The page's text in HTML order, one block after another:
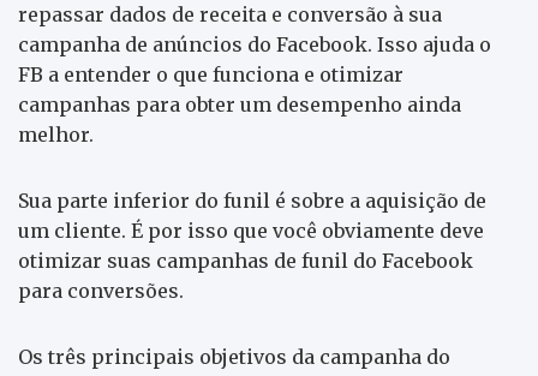
repassar dados de receita e conversão à sua
campanha de anúncios do Facebook. Isso ajuda o
FB a entender o que funciona e otimizar
campanhas para obter um desempenho ainda
melhor.
Sua parte inferior do funil é sobre a aquisição de
um cliente. É por isso que você obviamente deve
otimizar suas campanhas de funil do Facebook
para conversões.
Os três principais objetivos da campanha do